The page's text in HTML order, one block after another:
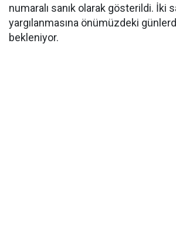
numaralı sanık olarak gösterildi. İki
yargılanmasına önümüzdeki
bekleniyor.